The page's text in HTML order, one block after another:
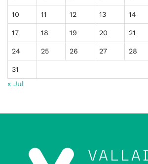
10 11 12 13 14
17 18 19 20 21
24 25 26 27 28
31
« Jul